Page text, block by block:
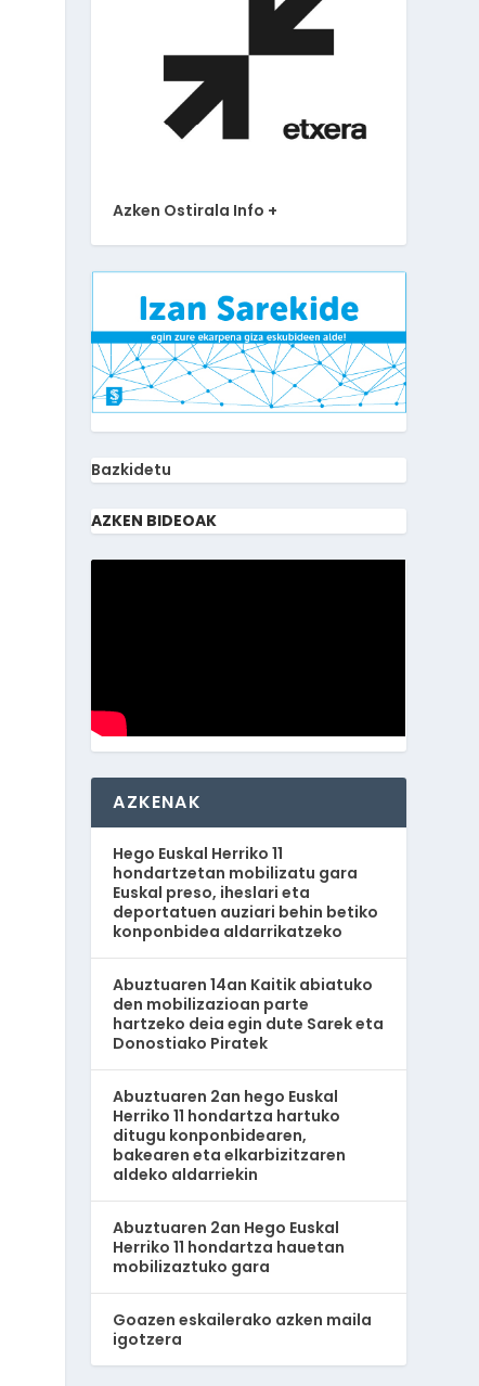
Azken Ostirala Info +
Bazkidetu
AZKEN BIDEOAK
AZKENAK
Hego Euskal Herriko 11
hondartzetan mobilizatu gara
Euskal preso, iheslari eta
deportatuen auziari behin betiko
konponbidea aldarrikatzeko
Abuztuaren 14an Kaitik abiatuko
den mobilizazioan parte
hartzeko deia egin dute Sarek eta
Donostiako Piratek
Abuztuaren 2an hego Euskal
Herriko 11 hondartza hartuko
ditugu konponbidearen,
bakearen eta elkarbizitzaren
aldeko aldarriekin
Abuztuaren 2an Hego Euskal
Herriko 11 hondartza hauetan
mobilizaztuko gara
Goazen eskailerako azken maila
igotzera